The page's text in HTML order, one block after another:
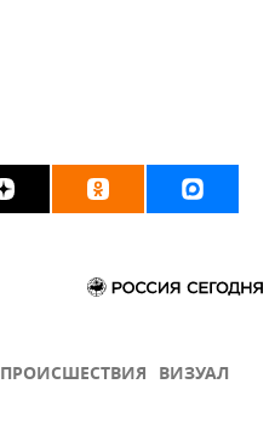
ПРОИСШЕСТВИЯ ВИЗУАЛ